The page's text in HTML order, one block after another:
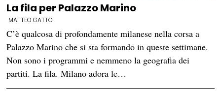
La fila per Palazzo Marino
MATTEO GATTO
C’è qualcosa di profondamente milanese nella corsa a
Palazzo Marino che si sta formando in queste settimane.
Non sono i programmi e nemmeno la geografia dei
partiti. La fila. Milano adora le…